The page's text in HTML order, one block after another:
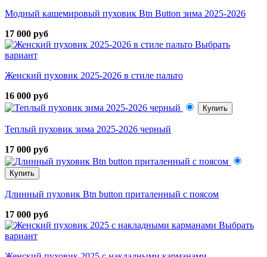
Модный кашемировый пуховик Btn Button зима 2025-2026
17 000 руб
Выбрать
вариант
Женский пуховик 2025-2026 в стиле пальто
16 000 руб
Купить
Теплый пуховик зима 2025-2026 черный
17 000 руб
Купить
Длинный пуховик Btn button приталенный с поясом
17 000 руб
Выбрать
вариант